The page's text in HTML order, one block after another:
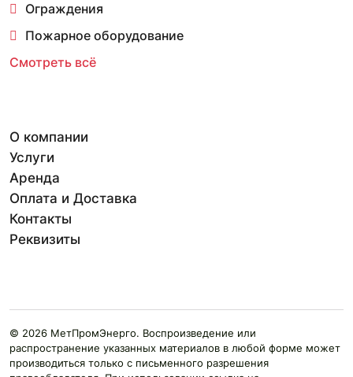
Ограждения
Пожарное оборудование
Смотреть всё
О компании
Услуги
Аренда
Оплата и Доставка
Контакты
Реквизиты
© 2026 МетПромЭнерго. Воспроизведение или
распространение указанных материалов в любой форме может
производиться только с письменного разрешения